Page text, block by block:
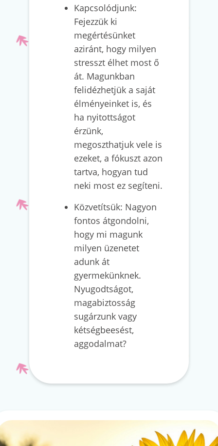
Kapcsolódjunk:
Fejezzük ki
megértésünket
aziránt, hogy milyen
stresszt élhet most ő
át. Magunkban
felidézhetjük a saját
élményeinket is, és
ha nyitottságot
érzünk,
megoszthatjuk vele is
ezeket, a fókuszt azon
tartva, hogyan tud
neki most ez segíteni.
Közvetítsük: Nagyon
fontos átgondolni,
hogy mi magunk
milyen üzenetet
adunk át
gyermekünknek.
Nyugodtságot,
magabiztosság
sugárzunk vagy
kétségbeesést,
aggodalmat?